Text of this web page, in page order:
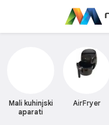
Mali kuhinjski
aparati
AirFryer